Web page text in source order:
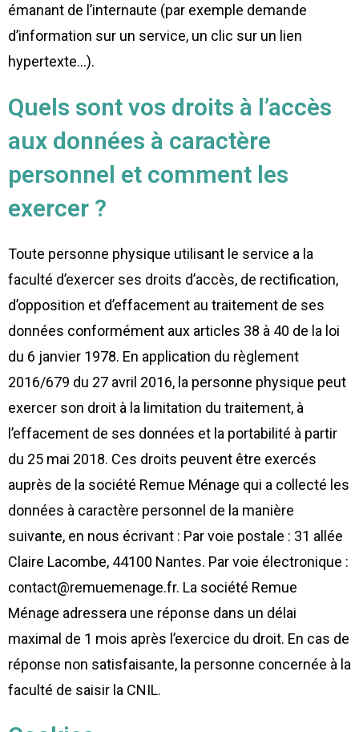
émanant de l’internaute (par exemple demande
d’information sur un service, un clic sur un lien
hypertexte…).
Quels sont vos droits à l’accès
aux données à caractère
personnel et comment les
exercer ?
Toute personne physique utilisant le service a la
faculté d’exercer ses droits d’accès, de rectification,
d’opposition et d’effacement au traitement de ses
données conformément aux articles 38 à 40 de la loi
du 6 janvier 1978. En application du règlement
2016/679 du 27 avril 2016, la personne physique peut
exercer son droit à la limitation du traitement, à
l’effacement de ses données et la portabilité à partir
du 25 mai 2018. Ces droits peuvent être exercés
auprès de la société Remue Ménage qui a collecté les
données à caractère personnel de la manière
suivante, en nous écrivant : Par voie postale : 31 allée
Claire Lacombe, 44100 Nantes. Par voie électronique :
contact@remuemenage.fr. La société Remue
Ménage adressera une réponse dans un délai
maximal de 1 mois après l’exercice du droit. En cas de
réponse non satisfaisante, la personne concernée à la
faculté de saisir la CNIL.